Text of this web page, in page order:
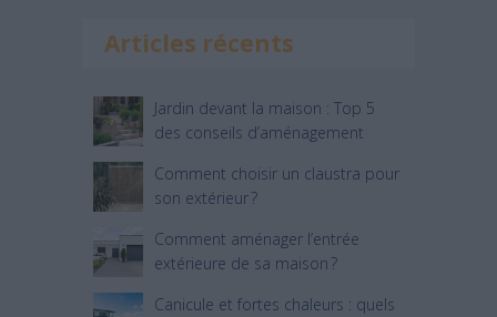
Articles récents
Jardin devant la maison : Top 5
des conseils d’aménagement
Comment choisir un claustra pour
son extérieur ?
Comment aménager l’entrée
extérieure de sa maison ?
Canicule et fortes chaleurs : quels